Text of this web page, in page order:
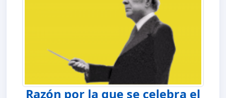
Razón por la que se celebra el